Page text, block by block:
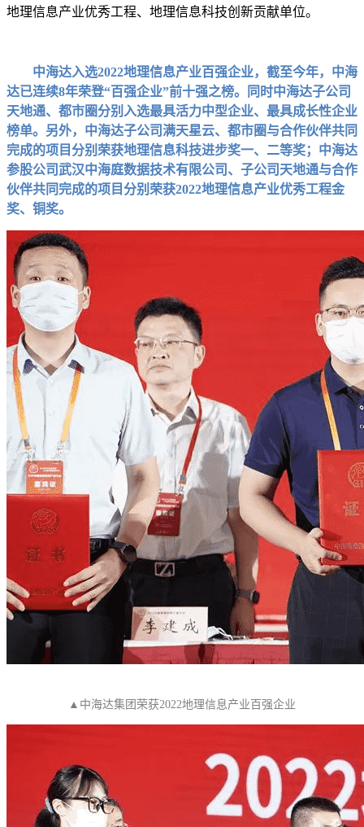
地理信息产业优秀工程、地理信息科技创新贡献单位。
中海达入选2022地理信息产业百强企业，截至今年，中海
达已连续8年荣登“百强企业”前十强之榜。同时中海达子公司
天地通、都市圈分别入选最具活力中型企业、最具成长性企业
榜单。另外，中海达子公司满天星云、都市圈与合作伙伴共同
完成的项目分别荣获地理信息科技进步奖一、二等奖；中海达
参股公司武汉中海庭数据技术有限公司、子公司天地通与合作
伙伴共同完成的项目分别荣获2022地理信息产业优秀工程金
奖、铜奖。
▲中海达集团荣获2022地理信息产业百强企业